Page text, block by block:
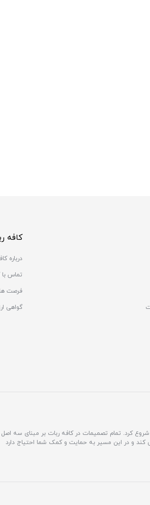
کافه
درباره
تماس با
فرصت
گواهی
مشتری محور فعالیت خود را شروع کرد. تمام تصمیمات در کافه ربات
کند و در این مسیر به حمایت و کمک شما احتیاج دارد